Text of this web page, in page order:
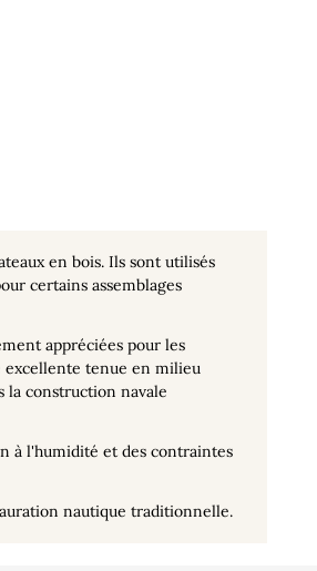
en bois. Ils sont utilisés
certains assemblages
appréciées pour les
excellente tenue en milieu
la construction navale
à l'humidité et des contraintes
nautique traditionnelle.